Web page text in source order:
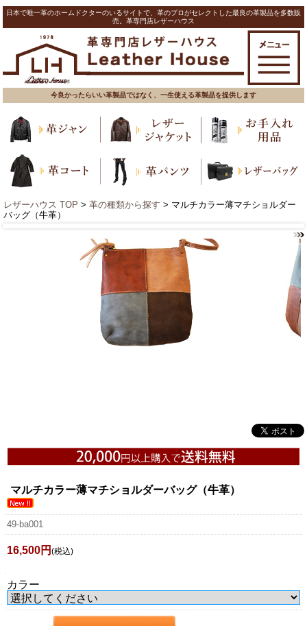
日本で唯一革のホームドクターのいるサイトで、革のプロがセレクトした最良の革製品を多数販
売。革専門店レザーハウス
今良かったらいい革製品ではなく、一生使える革製品を提供します
レザーハウス TOP > 革の種類から探す > マルチカラー薄マチショルダー
バッグ（牛革）
マルチカラー薄マチショルダーバッグ（牛革）
49-ba001
16,500円 (税込)
カラー